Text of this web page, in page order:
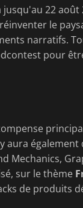
22 août
le
narratifs.
pour
aura
Mechanics,
sur le thème
de produits